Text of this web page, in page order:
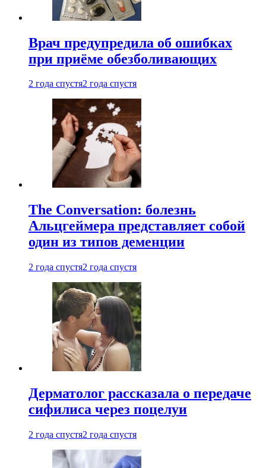
Врач предупредила об ошибках
при приëме обезболивающих
2 года спустя2 года спустя
The Conversation: болезнь
Альцгеймера представляет собой
один из типов деменции
2 года спустя2 года спустя
Дерматолог рассказала о передаче
сифилиса через поцелуи
2 года спустя2 года спустя